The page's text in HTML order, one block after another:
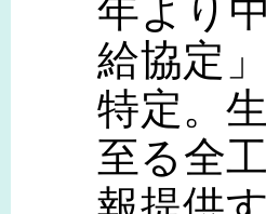
年より
給協定
特定。
至る全